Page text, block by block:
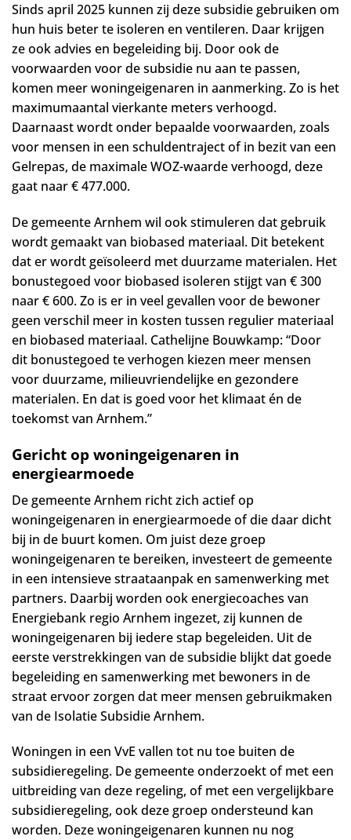
Sinds april 2025 kunnen zij deze subsidie gebruiken om
hun huis beter te isoleren en ventileren. Daar krijgen
ze ook advies en begeleiding bij. Door ook de
voorwaarden voor de subsidie nu aan te passen,
komen meer woningeigenaren in aanmerking. Zo is het
maximumaantal vierkante meters verhoogd.
Daarnaast wordt onder bepaalde voorwaarden, zoals
voor mensen in een schuldentraject of in bezit van een
Gelrepas, de maximale WOZ-waarde verhoogd, deze
gaat naar € 477.000.
De gemeente Arnhem wil ook stimuleren dat gebruik
wordt gemaakt van biobased materiaal. Dit betekent
dat er wordt geïsoleerd met duurzame materialen. Het
bonustegoed voor biobased isoleren stijgt van € 300
naar € 600. Zo is er in veel gevallen voor de bewoner
geen verschil meer in kosten tussen regulier materiaal
en biobased materiaal. Cathelijne Bouwkamp: “Door
dit bonustegoed te verhogen kiezen meer mensen
voor duurzame, milieuvriendelijke en gezondere
materialen. En dat is goed voor het klimaat én de
toekomst van Arnhem.”
Gericht op woningeigenaren in
energiearmoede
De gemeente Arnhem richt zich actief op
woningeigenaren in energiearmoede of die daar dicht
bij in de buurt komen. Om juist deze groep
woningeigenaren te bereiken, investeert de gemeente
in een intensieve straataanpak en samenwerking met
partners. Daarbij worden ook energiecoaches van
Energiebank regio Arnhem ingezet, zij kunnen de
woningeigenaren bij iedere stap begeleiden. Uit de
eerste verstrekkingen van de subsidie blijkt dat goede
begeleiding en samenwerking met bewoners in de
straat ervoor zorgen dat meer mensen gebruikmaken
van de Isolatie Subsidie Arnhem.
Woningen in een VvE vallen tot nu toe buiten de
subsidieregeling. De gemeente onderzoekt of met een
uitbreiding van deze regeling, of met een vergelijkbare
subsidieregeling, ook deze groep ondersteund kan
worden. Deze woningeigenaren kunnen nu nog